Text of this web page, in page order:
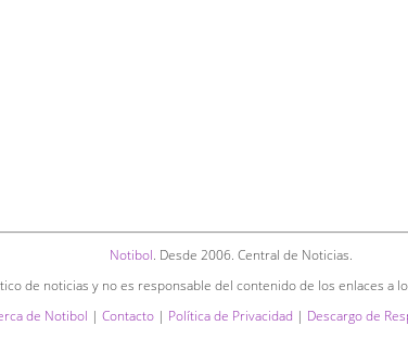
Notibol. Desde 2006. Central de Noticias.
de noticias y no es responsable del contenido de los enlaces a
de Notibol | Contacto| Política de Privacidad | Descargo de